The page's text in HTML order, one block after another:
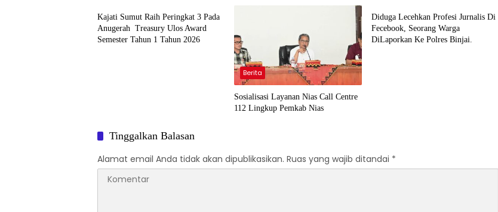
Kajati Sumut Raih Peringkat 3 Pada
Anugerah Treasury Ulos Award
Semester Tahun 1 Tahun 2026
Berita
Sosialisasi Layanan Nias Call Centre
112 Lingkup Pemkab Nias
Diduga Lecehkan Profesi Jurnalis Di
Fecebook, Seorang Warga
DiLaporkan Ke Polres Binjai.
Tinggalkan Balasan
Alamat email Anda tidak akan dipublikasikan. Ruas yang wajib ditandai *